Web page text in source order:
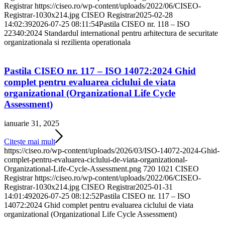
Registrar https://ciseo.ro/wp-content/uploads/2022/06/CISEO-
Registrar-1030x214.jpg CISEO Registrar2025-02-28
14:02:392026-07-25 08:11:54Pastila CISEO nr. 118 – ISO
22340:2024 Standardul international pentru arhitectura de securitate
organizationala si rezilienta operationala
Pastila CISEO nr. 117 – ISO 14072:2024 Ghid
complet pentru evaluarea ciclului de viata
organizational (Organizational Life Cycle
Assessment)
ianuarie 31, 2025
Citește mai mult
https://ciseo.ro/wp-content/uploads/2026/03/ISO-14072-2024-Ghid-
complet-pentru-evaluarea-ciclului-de-viata-organizational-
Organizational-Life-Cycle-Assessment.png 720 1021 CISEO
Registrar https://ciseo.ro/wp-content/uploads/2022/06/CISEO-
Registrar-1030x214.jpg CISEO Registrar2025-01-31
14:01:492026-07-25 08:12:52Pastila CISEO nr. 117 – ISO
14072:2024 Ghid complet pentru evaluarea ciclului de viata
organizational (Organizational Life Cycle Assessment)